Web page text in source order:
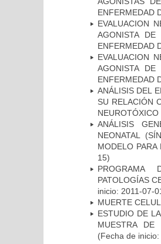
ENFERMEDAD
EVALUACION
AGONISTA
ENFERMEDAD
EVALUACION
AGONISTA
ENFERMEDAD
ANÁLISIS DEL
SU RELACIÓN
NEUROTÓXICO
ANÁLISIS
NEONATAL
MODELO
15)
PROGRAMA
PATOLOGÍAS
inicio: 2011-07-
MUERTE
ESTUDIO DE
MUESTRA DE
(Fecha de